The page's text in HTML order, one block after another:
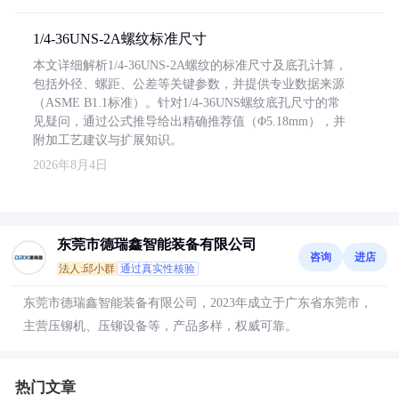
1/4-36UNS-2A螺纹标准尺寸
本文详细解析1/4-36UNS-2A螺纹的标准尺寸及底孔计算，
包括外径、螺距、公差等关键参数，并提供专业数据来源
（ASME B1.1标准）。针对1/4-36UNS螺纹底孔尺寸的常
见疑问，通过公式推导给出精确推荐值（Φ5.18mm），并
附加工艺建议与扩展知识。
2026年8月4日
东莞市德瑞鑫智能装备有限公司
法人:邱小群 通过真实性核验
咨询 进店
东莞市德瑞鑫智能装备有限公司，2023年成立于广东省东莞市，
主营压铆机、压铆设备等，产品多样，权威可靠。
热门文章